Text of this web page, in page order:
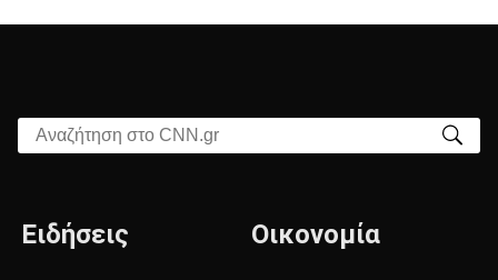
Αναζήτηση στο CNN.gr
Ειδήσεις Οικονομία